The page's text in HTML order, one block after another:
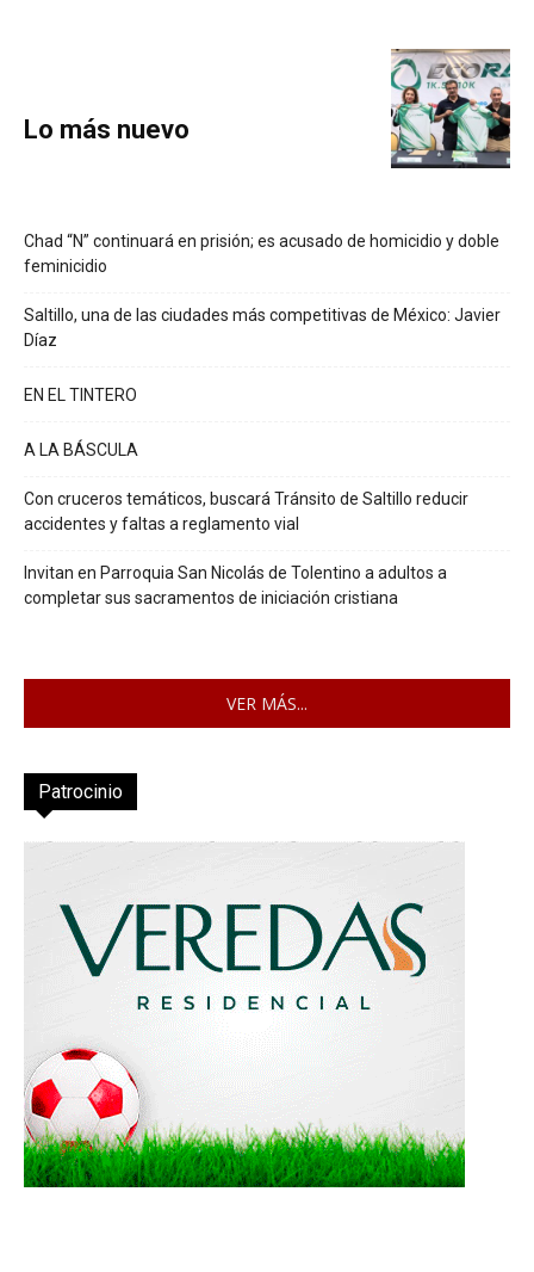
Lo más nuevo
Chad “N” continuará en prisión; es acusado de homicidio y doble
feminicidio
Saltillo, una de las ciudades más competitivas de México: Javier
Díaz
EN EL TINTERO
A LA BÁSCULA
Con cruceros temáticos, buscará Tránsito de Saltillo reducir
accidentes y faltas a reglamento vial
Invitan en Parroquia San Nicolás de Tolentino a adultos a
completar sus sacramentos de iniciación cristiana
VER MÁS...
Patrocinio